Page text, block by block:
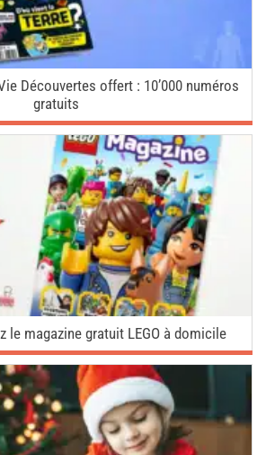
Découvertes offert : 10’000 numéros
gratuits
le magazine gratuit LEGO à domicile